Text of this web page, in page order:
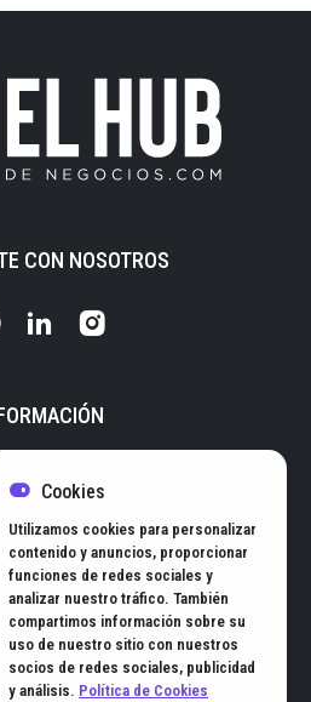
somos
Newsletter
Contacto
CON NOSOTROS
Términos y Condiciones
Cookies
Utilizamos cookies para personalizar
contenido y anuncios, proporcionar
funciones de redes sociales y
analizar nuestro tráfico. También
compartimos información sobre su
uso de nuestro sitio con nuestros
socios de redes sociales, publicidad
y análisis. Política de Cookies